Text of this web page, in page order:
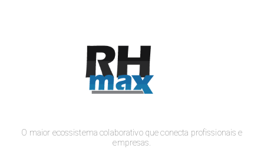
O maior ecossistema colaborativo que conecta profissionais e
empresas.